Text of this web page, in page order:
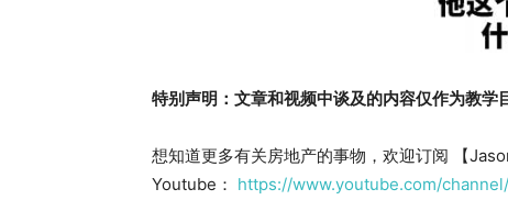
特别声明：文章和视频中谈及的内容仅作为教学
想知道更多有关房地产的事物，欢迎订阅 【
Youtube： https://www.youtube.com/